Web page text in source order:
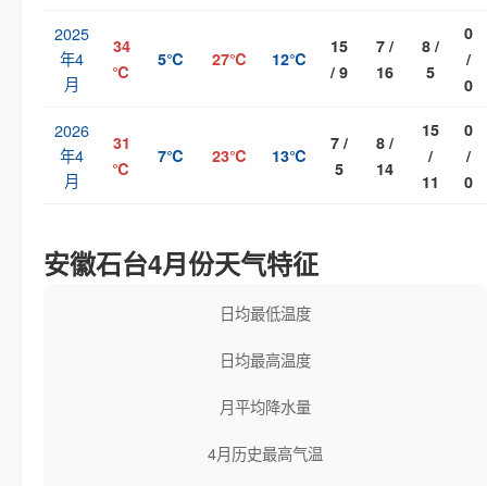
2025
年4
月
34
℃
5℃ 27℃ 12℃
15
/ 9
7 /
16
8 /
5
0
/
0
2026
年4
月
31
℃
7℃ 23℃ 13℃
7 /
5
8 /
14
15
/
11
0
/
0
安徽石台4月份天气特征
日均最低温度
日均最高温度
月平均降水量
4月历史最高气温